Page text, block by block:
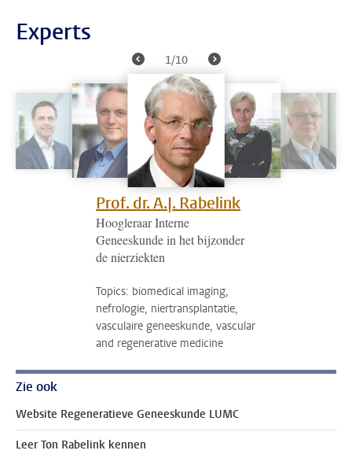
Experts
1/10
Prof. dr. A.J. Rabelink
Hoogleraar Interne
Geneeskunde in het bijzonder
de nierziekten
Topics: biomedical imaging,
nefrologie, niertransplantatie,
vasculaire geneeskunde, vascular
and regenerative medicine
Zie ook
Website Regeneratieve Geneeskunde LUMC
Leer Ton Rabelink kennen